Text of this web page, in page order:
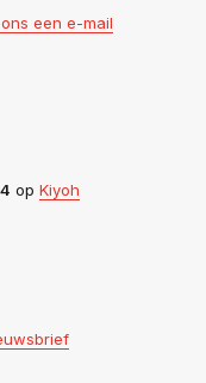
een e-mail
op Kiyoh